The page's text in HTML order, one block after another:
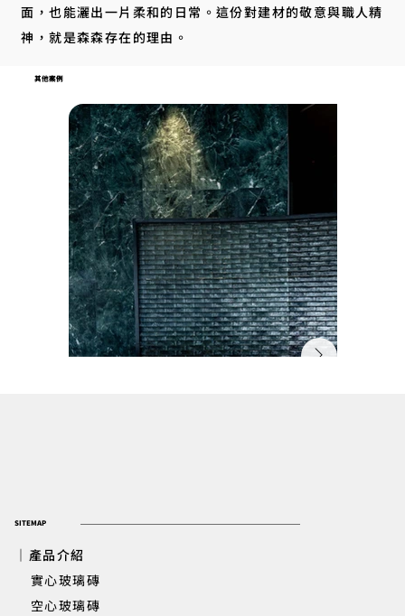
面，也能灑出一片柔和的日常。這份對建材的敬意與職人精
神，就是森森存在的理由。
其他案例
SITEMAP
｜產品介紹
實心玻璃磚
​ 空心玻璃磚